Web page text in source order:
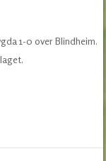
1-0 over Blindheim.